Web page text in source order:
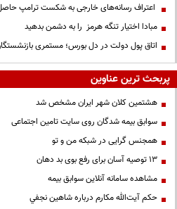
اعتراف رسانه‌های خارجی به شکست ترامپ
مبادا اختیار تنگه هرمز را به دشمن بدهید
اتاق پول دولت در دل بورس؛ مستمری
پربحث ترین عناوین
هشتمین کلان شهر ایران مشخص شد
سوابق بیمه شدگان روی سایت تامین اجتماعی
همجنس گرایی در شبکه من و تو
13 توصیه آسان برای رفع بوی بد دهان
مشاهده سامانه آنلاين سوابق بیمه
حكم آيت‌الله مكارم درباره شاهين نجفي